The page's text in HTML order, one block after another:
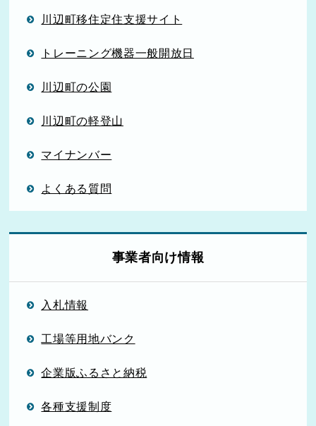
川辺町移住定住支援サイト
トレーニング機器一般開放日
川辺町の公園
川辺町の軽登山
マイナンバー
よくある質問
事業者向け情報
入札情報
工場等用地バンク
企業版ふるさと納税
各種支援制度